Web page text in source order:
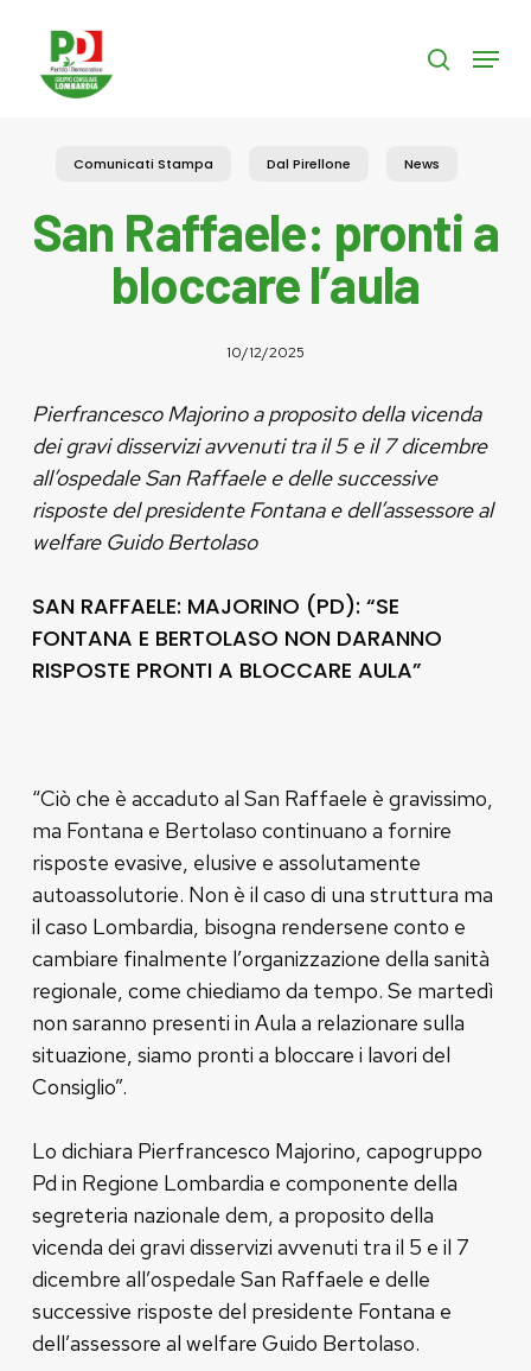
content
search
Menu
Comunicati Stampa Dal Pirellone News
San Raffaele: pronti a
bloccare l’aula
10/12/2025
Pierfrancesco Majorino a proposito della vicenda
dei gravi disservizi avvenuti tra il 5 e il 7 dicembre
all’ospedale San Raffaele e delle successive
risposte del presidente Fontana e dell’assessore al
welfare Guido Bertolaso
SAN RAFFAELE: MAJORINO (PD): “SE
FONTANA E BERTOLASO NON DARANNO
RISPOSTE PRONTI A BLOCCARE AULA”
“Ciò che è accaduto al San Raffaele è gravissimo,
ma Fontana e Bertolaso continuano a fornire
risposte evasive, elusive e assolutamente
autoassolutorie. Non è il caso di una struttura ma
il caso Lombardia, bisogna rendersene conto e
cambiare finalmente l’organizzazione della sanità
regionale, come chiediamo da tempo. Se martedì
non saranno presenti in Aula a relazionare sulla
situazione, siamo pronti a bloccare i lavori del
Consiglio”.
Lo dichiara Pierfrancesco Majorino, capogruppo
Pd in Regione Lombardia e componente della
segreteria nazionale dem, a proposito della
vicenda dei gravi disservizi avvenuti tra il 5 e il 7
dicembre all’ospedale San Raffaele e delle
successive risposte del presidente Fontana e
dell’assessore al welfare Guido Bertolaso.